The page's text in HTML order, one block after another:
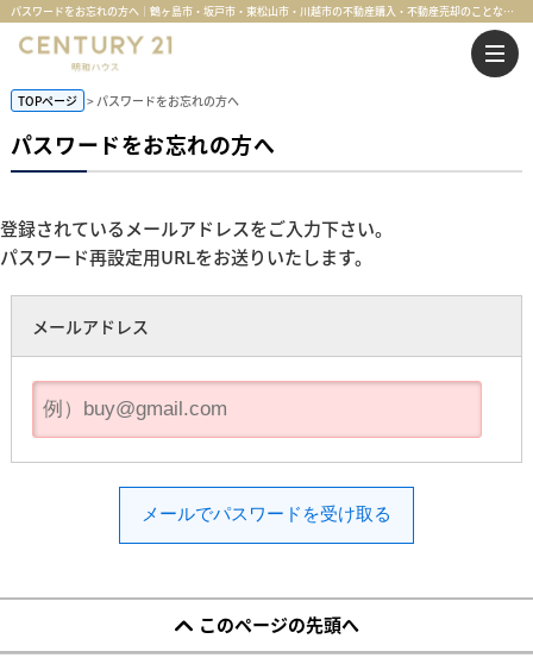
パスワードをお忘れの方へ｜鶴ヶ島市・坂戸市・東松山市・川越市の不動産購入・不動産売却のことならセンチュリー21明和ハウス
TOPページ > パスワードをお忘れの方へ
パスワードをお忘れの方へ
登録されているメールアドレスをご入力下さい。
パスワード再設定用URLをお送りいたします。
メールアドレス
このページの先頭へ